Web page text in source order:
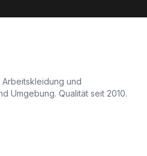
und
Umgebung. Qualität seit 2010.